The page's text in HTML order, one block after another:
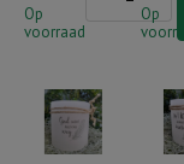
Op
voorraad
band
Roze
Op